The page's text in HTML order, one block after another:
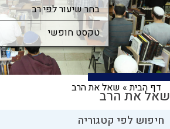
בחר שיעור לפי רב
דף הבית» שאל את הרבשאל את הרב
חיפוש לפי קטגוריה